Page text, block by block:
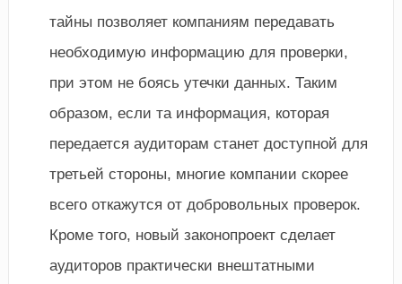
тайны позволяет компаниям передавать
необходимую информацию для проверки,
при этом не боясь утечки данных. Таким
образом, если та информация, которая
передается аудиторам станет доступной для
третьей стороны, многие компании скорее
всего откажутся от добровольных проверок.
Кроме того, новый законопроект сделает
аудиторов практически внештатными